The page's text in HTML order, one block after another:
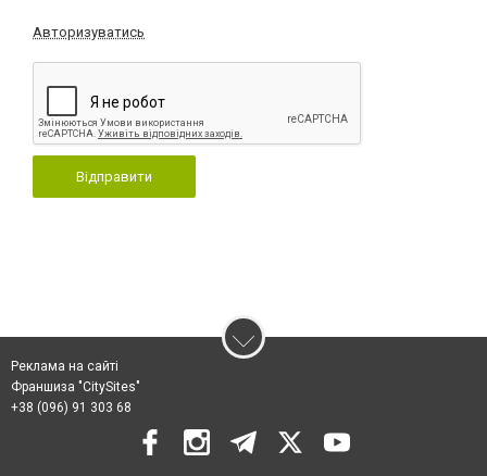
Авторизуватись
Відправити
Реклама на сайті
Франшиза "CitySites"
+38 (096) 91 303 68